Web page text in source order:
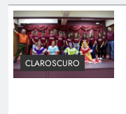
CLAROSCURO